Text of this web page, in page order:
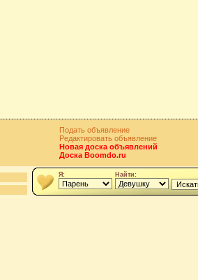
Подать объявление
Редактировать объявление
Новая доска объявлений
Доска Boomdo.ru
Я: Найти: